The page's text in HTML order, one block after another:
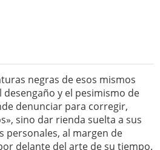
negras de esos mismos
y el pesimismo de
denunciar para corregir,
sino dar rienda suelta a sus
personales, al margen de
delante del arte de su tiempo.